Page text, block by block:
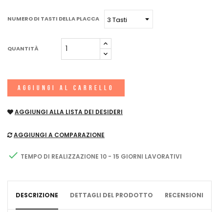
NUMERO DI TASTI DELLA PLACCA
QUANTITÀ
AGGIUNGI AL CARRELLO
AGGIUNGI ALLA LISTA DEI DESIDERI
AGGIUNGI A COMPARAZIONE
 TEMPO DI REALIZZAZIONE 10 - 15 GIORNI LAVORATIVI
DESCRIZIONE DETTAGLI DEL PRODOTTO RECENSIONI